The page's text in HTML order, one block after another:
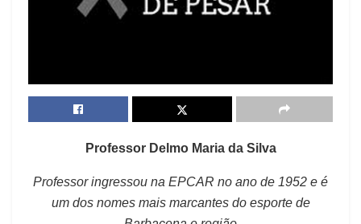
Professor Delmo Maria da Silva
Professor ingressou na EPCAR no ano de 1952 e é
um dos nomes mais marcantes do esporte de